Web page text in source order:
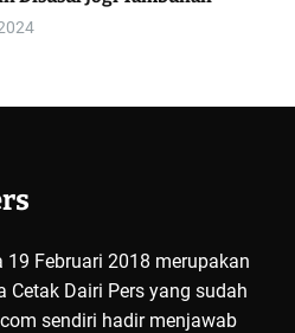
Februari 2018 merupakan
Cetak Dairi Pers yang sudah
sendiri hadir menjawab